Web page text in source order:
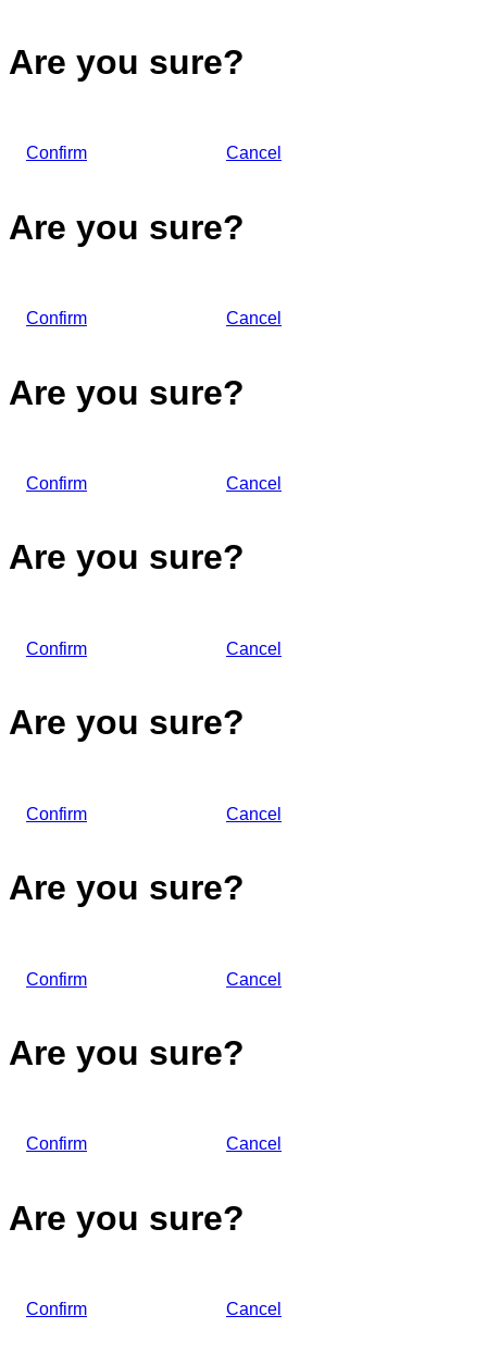
Are you sure?
Confirm Cancel
Are you sure?
Confirm Cancel
Are you sure?
Confirm Cancel
Are you sure?
Confirm Cancel
Are you sure?
Confirm Cancel
Are you sure?
Confirm Cancel
Are you sure?
Confirm Cancel
Are you sure?
Confirm Cancel